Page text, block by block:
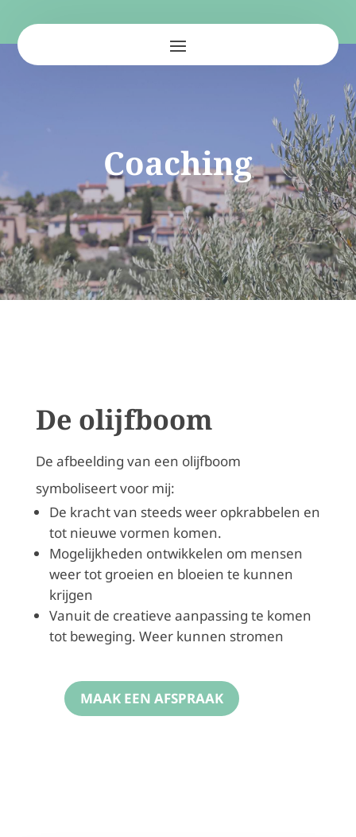
Coaching
De olijfboom
De afbeelding van een olijfboom
symboliseert voor mij:
De kracht van steeds weer opkrabbelen en
tot nieuwe vormen komen.
Mogelijkheden ontwikkelen om mensen
weer tot groeien en bloeien te kunnen
krijgen
Vanuit de creatieve aanpassing te komen
tot beweging. Weer kunnen stromen
MAAK EEN AFSPRAAK